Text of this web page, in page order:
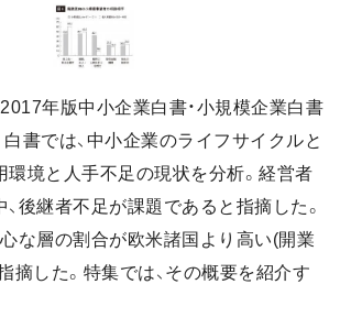
年版中小企業白書・小規模企業白書
書では、中小企業のライフサイクルと
環境と人手不足の現状を分析。経営者
後継者不足が課題であると指摘した。
心な層の割合が欧米諸国より高い(開業
摘した。特集では、その概要を紹介す